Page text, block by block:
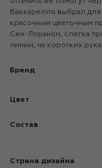
Ваккарелло выбрал
красочным цветочным
Сен-Лораном, слегка
линии, на коротких
Бренд
Цвет
Состав
Страна дизайна